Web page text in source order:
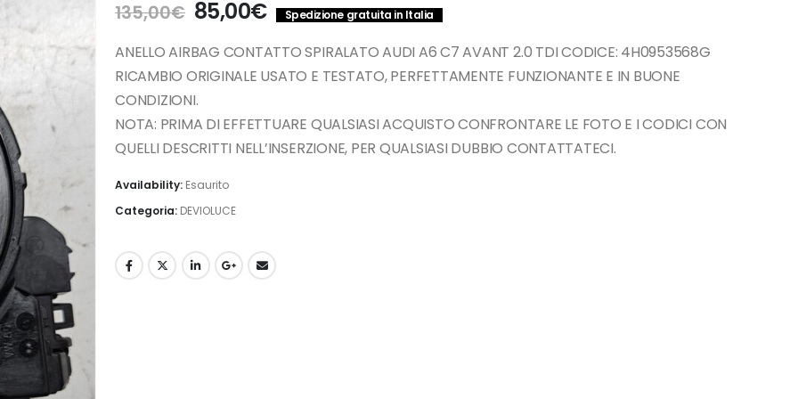
135,00€ Il
prezzo
originale
era:
135,00€.
85,00€Il
prezzo
attuale
è:
Spedizione gratuita in Italia
ANELLO AIRBAG CONTATTO SPIRALATO AUDI A6 C7 AVANT 2.0 TDI CODICE: 4H0953568G
RICAMBIO ORIGINALE USATO E TESTATO, PERFETTAMENTE FUNZIONANTE E IN BUONE
CONDIZIONI.
NOTA: PRIMA DI EFFETTUARE QUALSIASI ACQUISTO CONFRONTARE LE FOTO E I CODICI CON
QUELLI DESCRITTI NELL’INSERZIONE, PER QUALSIASI DUBBIO CONTATTATECI.
Availability: Esaurito
Categoria: DEVIOLUCE